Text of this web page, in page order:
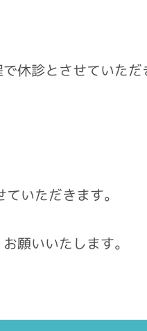
休診とさせていただ
いただきます。
願いいたします。